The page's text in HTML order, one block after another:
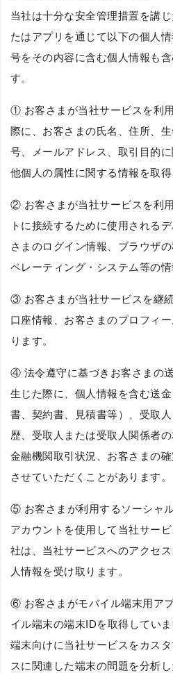
当社は十分な安全管理措置を講
たはアプリを通じて以下の個人
号をその内容に含む個人情報も
す。
① お客さまが当社サービスを利
際に、お客さまの氏名、住所、
号、メールアドレス、取引目的
他個人の属性に関する情報を取得
② お客さまが当社サービスを利
トに接続するために使用される
さまのログイン情報、ブラウザ
ペレーティング・システム等の情
③ お客さまが当社サービスを継
口座情報、お客さまのプロフィ
ります。
④ 法令遵守に基づきお客さまの
生じた際に、個人情報を含む送
書、契約書、見積書等）、受取
歴、受取人または受取人関係者
金融機関取引状況、お客さまの
させていただくことがあります。
⑤ お客さまが利用するソーシャ
アカウントを使用して当社サー
社は、当社サービスへのアクセ
人情報を受け取ります。
⑥ お客さまがモバイル端末用ア
イル端末の端末IDを取得してい
端末向けに当社サービスをカス
スに関連した端末の問題を分析